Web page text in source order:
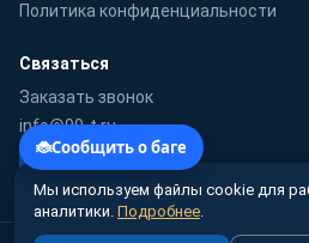
Политика конфиденциальности
Связаться
Заказать звонок
info@99-t.ru
WhatsApp
Мы используем файлы cookie для
аналитики. Подробнее.